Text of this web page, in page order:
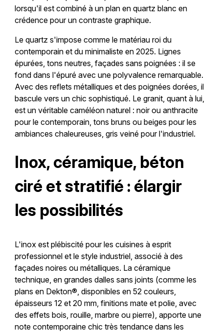
lorsqu'il est combiné à un plan en quartz blanc en
crédence pour un contraste graphique.
Le quartz s'impose comme le matériau roi du
contemporain et du minimaliste en 2025. Lignes
épurées, tons neutres, façades sans poignées : il se
fond dans l'épuré avec une polyvalence remarquable.
Avec des reflets métalliques et des poignées dorées, il
bascule vers un chic sophistiqué. Le granit, quant à lui,
est un véritable caméléon naturel : noir ou anthracite
pour le contemporain, tons bruns ou beiges pour les
ambiances chaleureuses, gris veiné pour l'industriel.
Inox, céramique, béton
ciré et stratifié : élargir
les possibilités
L'inox est plébiscité pour les cuisines à esprit
professionnel et le style industriel, associé à des
façades noires ou métalliques. La céramique
technique, en grandes dalles sans joints (comme les
plans en Dekton®, disponibles en 52 couleurs,
épaisseurs 12 et 20 mm, finitions mate et polie, avec
des effets bois, rouille, marbre ou pierre), apporte une
note contemporaine chic très tendance dans les